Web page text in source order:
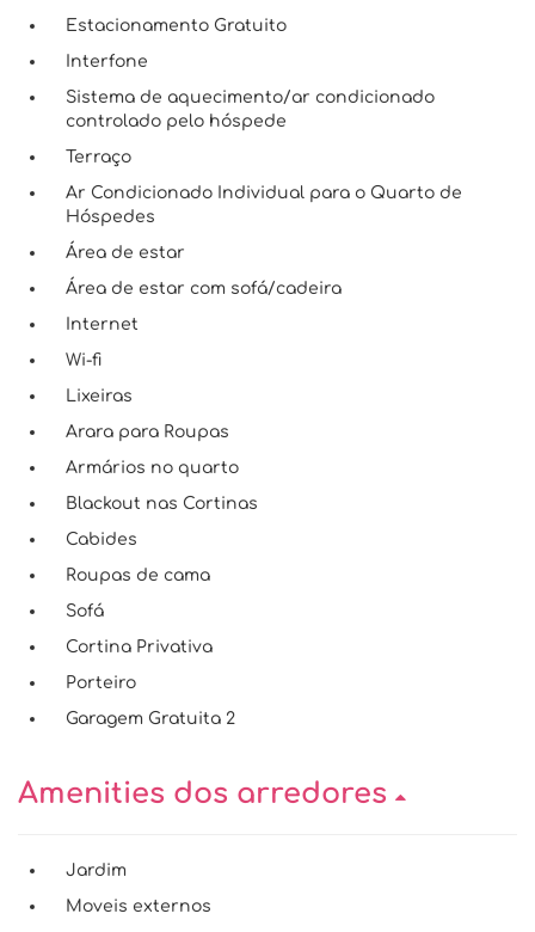
Estacionamento Gratuito
Interfone
Sistema de aquecimento/ar condicionado
controlado pelo hóspede
Terraço
Ar Condicionado Individual para o Quarto de
Hóspedes
Área de estar
Área de estar com sofá/cadeira
Internet
Wi-fi
Lixeiras
Arara para Roupas
Armários no quarto
Blackout nas Cortinas
Cabides
Roupas de cama
Sofá
Cortina Privativa
Porteiro
Garagem Gratuita 2
Amenities dos arredores
Jardim
Moveis externos